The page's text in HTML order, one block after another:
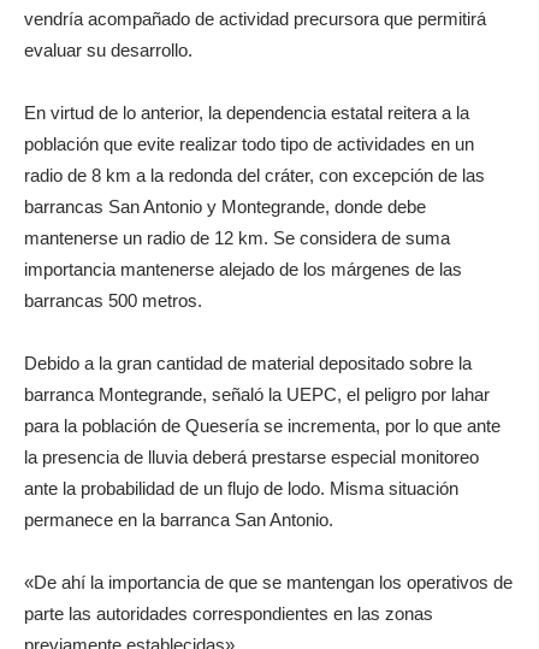
vendría acompañado de actividad precursora que permitirá
evaluar su desarrollo.
En virtud de lo anterior, la dependencia estatal reitera a la
población que evite realizar todo tipo de actividades en un
radio de 8 km a la redonda del cráter, con excepción de las
barrancas San Antonio y Montegrande, donde debe
mantenerse un radio de 12 km. Se considera de suma
importancia mantenerse alejado de los márgenes de las
barrancas 500 metros.
Debido a la gran cantidad de material depositado sobre la
barranca Montegrande, señaló la UEPC, el peligro por lahar
para la población de Quesería se incrementa, por lo que ante
la presencia de lluvia deberá prestarse especial monitoreo
ante la probabilidad de un flujo de lodo. Misma situación
permanece en la barranca San Antonio.
«De ahí la importancia de que se mantengan los operativos de
parte las autoridades correspondientes en las zonas